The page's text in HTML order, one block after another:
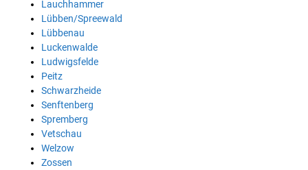
Lauchhammer
Lübben/Spreewald
Lübbenau
Luckenwalde
Ludwigsfelde
Peitz
Schwarzheide
Senftenberg
Spremberg
Vetschau
Welzow
Zossen